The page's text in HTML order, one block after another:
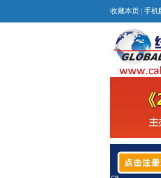
收藏本页 手机